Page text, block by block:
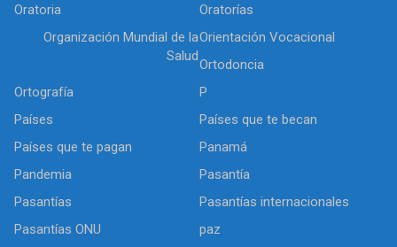
Oratoria
Oratorías
Organización Mundial de la
Salud
Orientación Vocacional
Ortodoncia
Ortografía
P
Países
Países que te becan
Países que te pagan
Panamá
Pandemia
Pasantía
Pasantías
Pasantías internacionales
Pasantías ONU
paz